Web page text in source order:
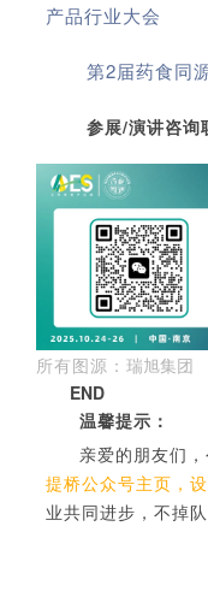
产品行业大会
第2届药食同
参展/演讲咨询
所有图源： 瑞旭集团
END
温馨提示：
亲爱的朋友们
提桥公众号主页，设
业共同进步，不掉队